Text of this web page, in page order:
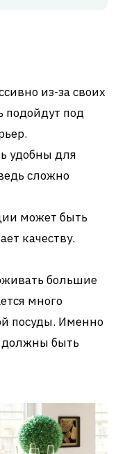
из-за своих
подойдут под
удобны для
сложно
может быть
качеству.
большие
много
посуды. Именно
должны быть